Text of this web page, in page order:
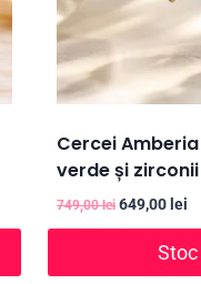
Cercei
verde și zirconii
749,00lei Prețul
inițial
fost:
649,00 lei